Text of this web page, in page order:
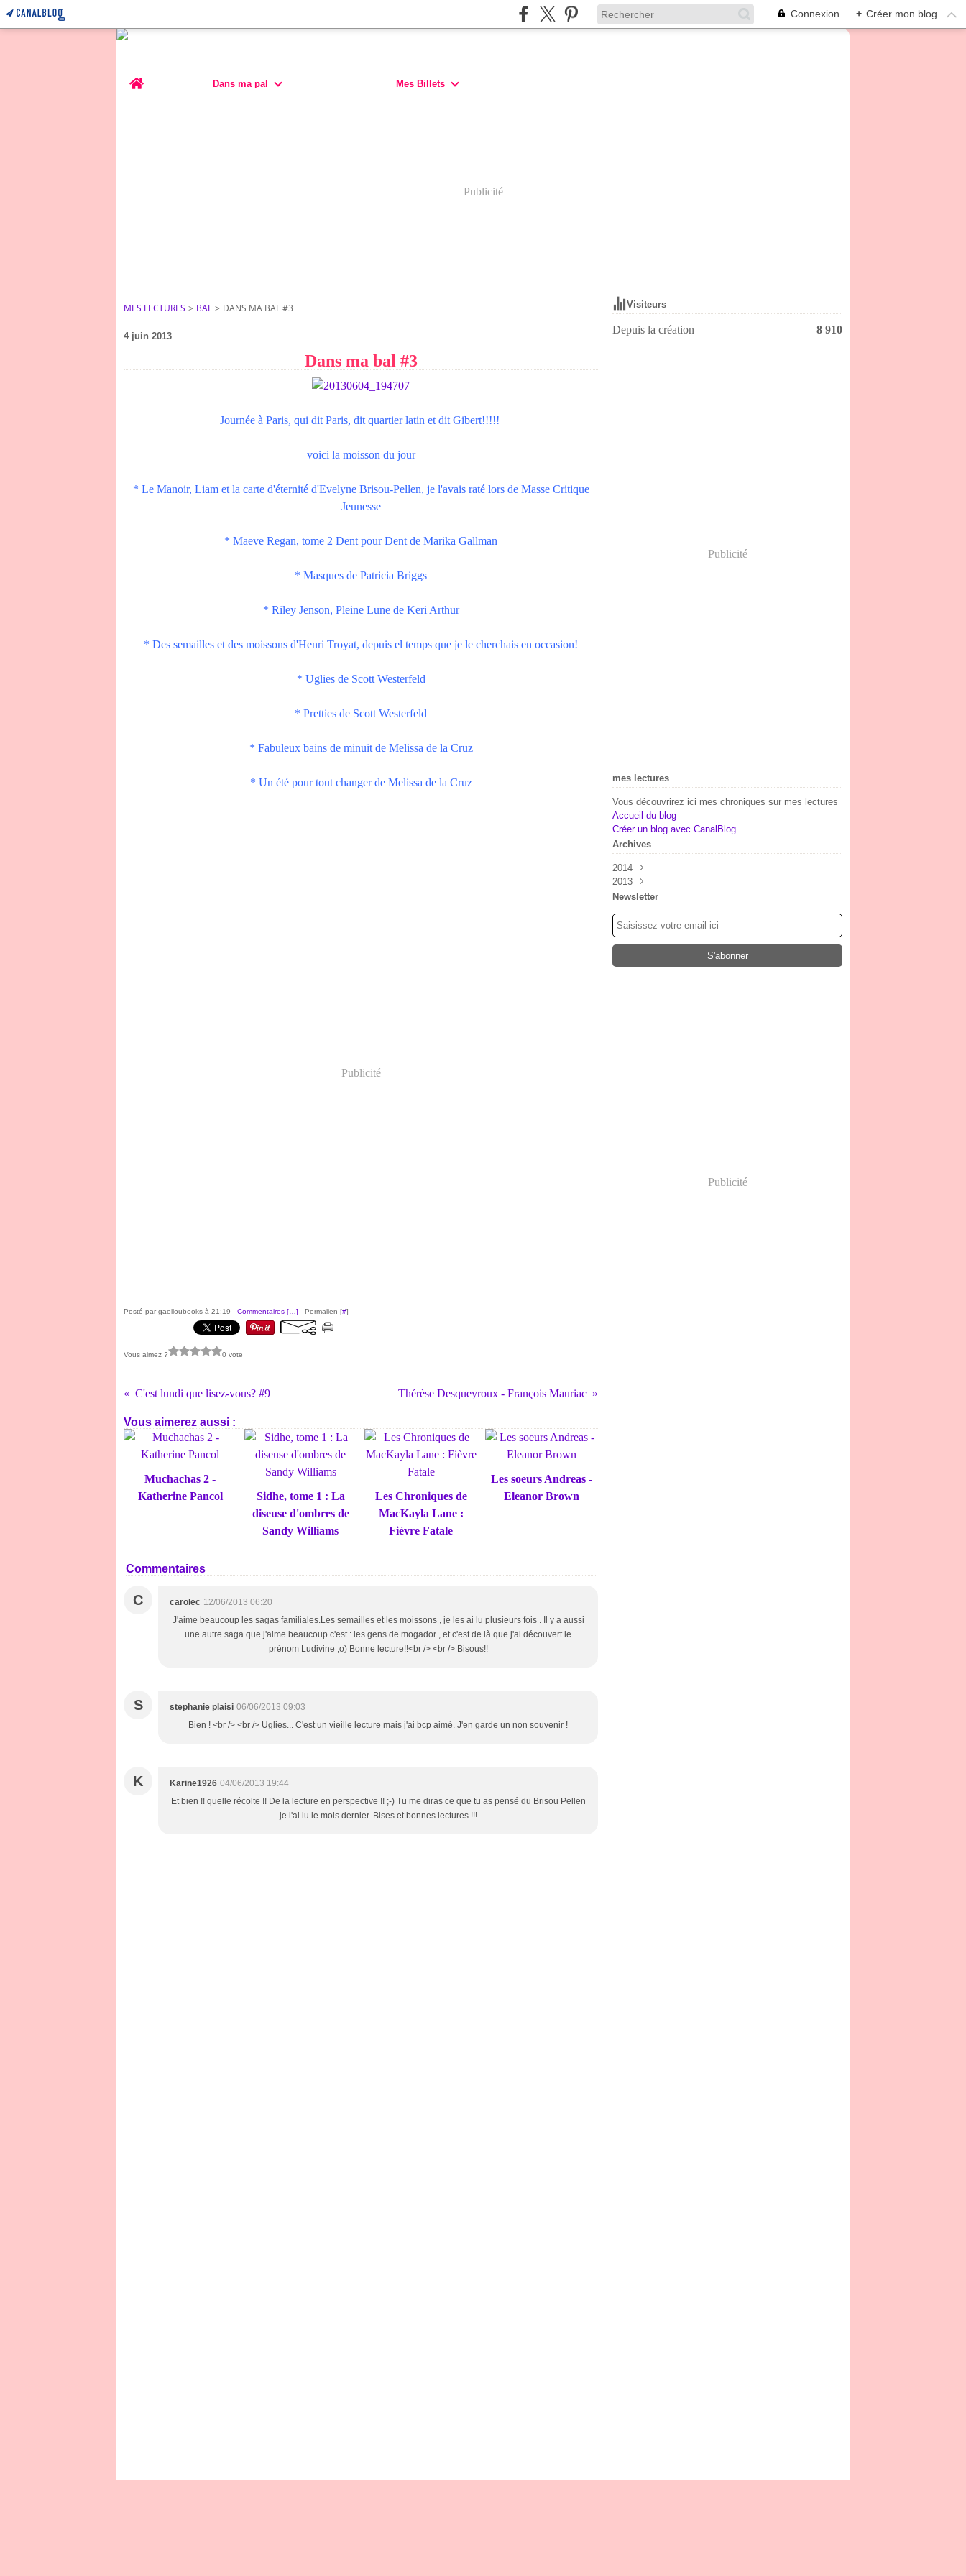
Connexion + Créer mon blog
Home
Dans ma pal Mes Billets
Publicité
MES LECTURES > BAL > DANS MA BAL #3
4 juin 2013
Dans ma bal #3
Journée à Paris, qui dit Paris, dit quartier latin et dit Gibert!!!!!
voici la moisson du jour
* Le Manoir, Liam et la carte d'éternité d'Evelyne Brisou-Pellen, je l'avais raté lors de Masse Critique
Jeunesse
* Maeve Regan, tome 2 Dent pour Dent de Marika Gallman
* Masques de Patricia Briggs
* Riley Jenson, Pleine Lune de Keri Arthur
* Des semailles et des moissons d'Henri Troyat, depuis el temps que je le cherchais en occasion!
* Uglies de Scott Westerfeld
* Pretties de Scott Westerfeld
* Fabuleux bains de minuit de Melissa de la Cruz
* Un été pour tout changer de Melissa de la Cruz
Publicité
Posté par gaelloubooks à 21:19 - Commentaires [ ] - Permalien [#]
Vous aimez ? 0 vote
C'est lundi que lisez-vous? #9 Thérèse Desqueyroux - François Mauriac
Vous aimerez aussi :
Muchachas 2 -
Katherine Pancol
Sidhe, tome 1 : La
diseuse d'ombres de
Sandy Williams
Les Chroniques de
MacKayla Lane :
Fièvre Fatale
Les soeurs Andreas -
Eleanor Brown
Commentaires
C carolec 12/06/2013 06:20
J'aime beaucoup les sagas familiales.Les semailles et les moissons , je les ai lu plusieurs fois . Il y a aussi
une autre saga que j'aime beaucoup c'est : les gens de mogador , et c'est de là que j'ai découvert le
prénom Ludivine ;o) Bonne lecture!!<br /> <br /> Bisous!!
S stephanie plaisi 06/06/2013 09:03
Bien ! <br /> <br /> Uglies... C'est un vieille lecture mais j'ai bcp aimé. J'en garde un non souvenir !
K Karine1926 04/06/2013 19:44
Et bien !! quelle récolte !! De la lecture en perspective !! ;-) Tu me diras ce que tu as pensé du Brisou Pellen
je l'ai lu le mois dernier. Bises et bonnes lectures !!!
Visiteurs
Depuis la création 8 910
Publicité
mes lectures
Vous découvrirez ici mes chroniques sur mes lectures
Accueil du blog
Créer un blog avec CanalBlog
Archives
2014
Mai(1)
Février(2)
2013
Décembre
Novembre(7)
Octobre (10)
Septembre(5)
Newsletter
Publicité